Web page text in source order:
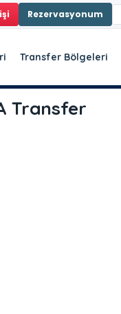
Rezervasyonum
Transfer Bölgeleri
Transfer